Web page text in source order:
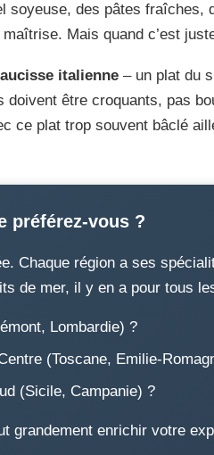
des pâtes fraîches,
Mais quand c’est
italienne – un plat du
être croquants, pas
ce plat trop souvent bâclé
préférez-vous ?
Chaque région a ses
de mer, il y en a pour tous
Lombardie) ?
(Toscane, Emilie-
(Sicile, Campanie) ?
grandement enrichir votre